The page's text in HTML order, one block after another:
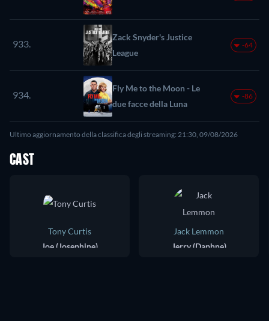
933.
Zack Snyder's Justice
League
-64
934.
Fly Me to the Moon - Le
due facce della Luna
-86
Ultimo aggiornamento della classifica degli streaming: 21:30, 09/08/2026
CAST
Tony Curtis
Joe (Josephine)
Jack Lemmon
Jerry (Daphne)